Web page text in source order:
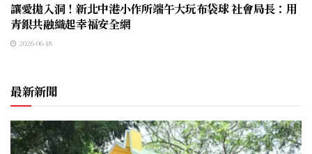
讓愛拋入洞！新北中港小作所端午大玩布袋球 社會局長：用
青銀共融織起幸福安全網
2026-06-18
最新新聞